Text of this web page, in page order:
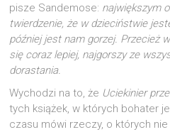
pisze San­de­mo­se: naj­więk­szym
twier­dze­nie, że w dzie­ciń­stwie
póź­niej jest nam gorzej. Prze­cież
się coraz lepiej, naj­gor­szy ze
dorastania.
Wycho­dzi na to, że Ucie­ki­nier
tych ksią­żek, w któ­rych boha­ter
cza­su mówi rze­czy, o któ­rych